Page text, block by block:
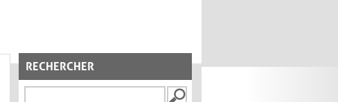
RECHERCHER